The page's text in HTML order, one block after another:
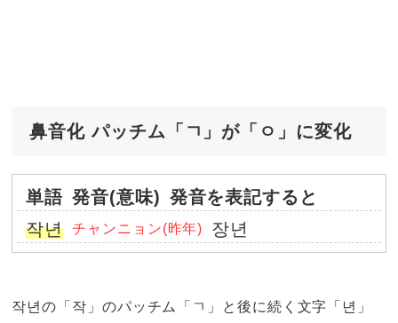
鼻音化 パッチム「ㄱ」が「ㅇ」に変化
単語 発音(意味) 発音を表記すると
작년
チャンニョン(昨年) 장년
작년の「작」のパッチム「ㄱ」と後に続く文字「년」